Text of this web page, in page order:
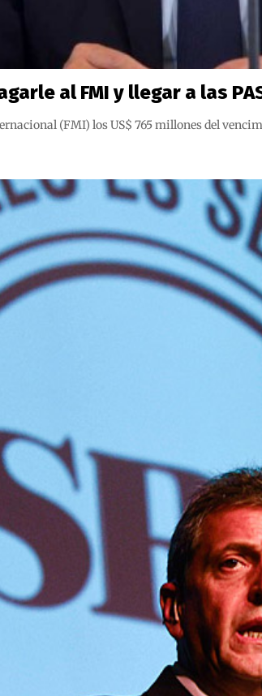
al FMI y llegar a las
(FMI) los US$ 765 millones del